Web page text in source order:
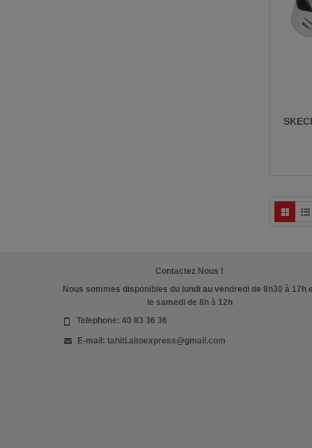
Contactez Nous !
Nous sommes disponibles du lundi au vendredi de 8h30 à 17h
le samedi de 8h à 12h
Telephone: 40 83 36 36
E-mail: tahiti.aitoexpress@gmail.com